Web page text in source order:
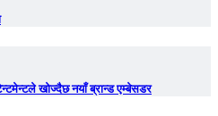
खोज्दैछ नयाँ ब्रान्ड एम्बेसडर